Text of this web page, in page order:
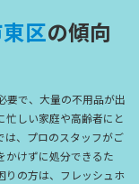
東区の傾向
要で、大量の不用品が出
忙しい家庭や高齢者にと
は、プロのスタッフがご
かけずに処分できるた
りの方は、フレッシュホ